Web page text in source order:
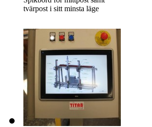
tvärpost i sitt minsta läge